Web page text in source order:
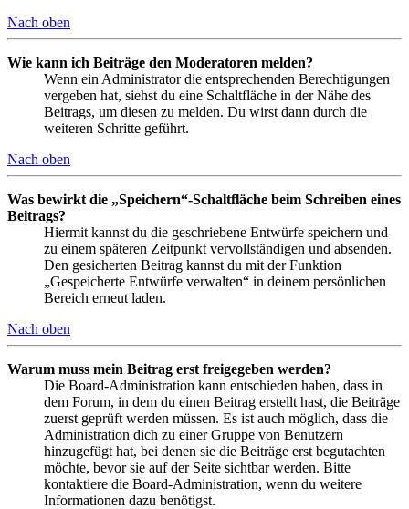
Nach oben
Wie kann ich Beiträge den Moderatoren melden?
Wenn ein Administrator die entsprechenden Berechtigungen
vergeben hat, siehst du eine Schaltfläche in der Nähe des
Beitrags, um diesen zu melden. Du wirst dann durch die
weiteren Schritte geführt.
Nach oben
Was bewirkt die „Speichern“-Schaltfläche beim Schreiben eines
Beitrags?
Hiermit kannst du die geschriebene Entwürfe speichern und
zu einem späteren Zeitpunkt vervollständigen und absenden.
Den gesicherten Beitrag kannst du mit der Funktion
„Gespeicherte Entwürfe verwalten“ in deinem persönlichen
Bereich erneut laden.
Nach oben
Warum muss mein Beitrag erst freigegeben werden?
Die Board-Administration kann entschieden haben, dass in
dem Forum, in dem du einen Beitrag erstellt hast, die Beiträge
zuerst geprüft werden müssen. Es ist auch möglich, dass die
Administration dich zu einer Gruppe von Benutzern
hinzugefügt hat, bei denen sie die Beiträge erst begutachten
möchte, bevor sie auf der Seite sichtbar werden. Bitte
kontaktiere die Board-Administration, wenn du weitere
Informationen dazu benötigst.